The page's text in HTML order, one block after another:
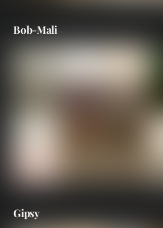
Bob-Mali
Gipsy